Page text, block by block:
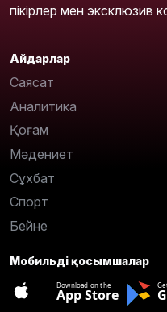
пікірлер мен эксклюзив
Айдарлар
Саясат
Аналитика
Қоғам
Мәдениет
Сұхбат
Спорт
Бейне
Мобильді қосымшалар
Download on the
App Store